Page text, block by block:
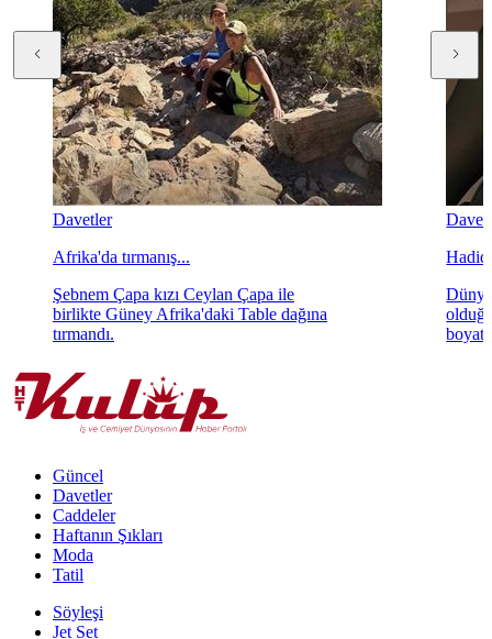
Davetler
Afrika'da tırmanış...
Şebnem Çapa kızı Ceylan Çapa ile
birlikte Güney Afrika'daki Table dağına
tırmandı.
Güncel
Davetler
Caddeler
Haftanın Şıkları
Moda
Tatil
Söyleşi
Jet Set